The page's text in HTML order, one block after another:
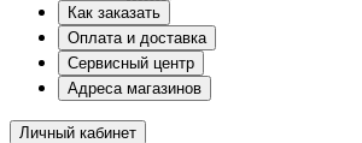
Как заказать
Оплата и доставка
Сервисный центр
Адреса магазинов
Личный кабинет